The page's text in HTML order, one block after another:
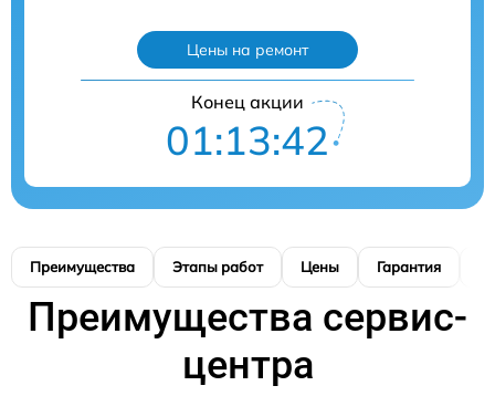
Цены на ремонт
Конец акции
01:13:41
Преимущества Этапы работ Цены Гарантия
Преимущества сервис-
центра